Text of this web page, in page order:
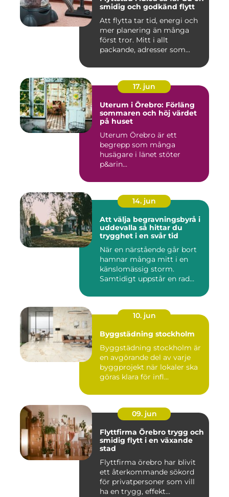
smidig och godkänd flytt
Att flytta tar tid, energi och
mer planering än många
först tror. Mitt i allt
packande, adresser som...
17. jun
Uterum i Örebro: Förläng
sommaren och höj värdet
på huset
Uterum Örebro är ett
begrepp som många
husägare i länet stöter
p&arin...
14. jun
Att välja begravningsbyrå i
uddevalla så hittar du
trygghet i en svår tid
När en närstående går bort
hamnar många mitt i en
känslomässig storm.
Samtidigt uppstår en rad
10. jun
Byggstädning stockholm
Byggstädning stockholm är
en avgörande del av varje
byggprojekt när lokaler ska
göras klara för infl...
09. jun
Flyttfirma Örebro trygg och
smidig flytt i en växande
stad
Flyttfirma örebro har blivit
ett återkommande sökord
för privatpersoner som vill
ha en trygg, effekt...